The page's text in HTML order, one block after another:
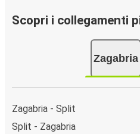
Scopri i collegamenti
Zagabria
Zagabria - Split
Split - Zagabria